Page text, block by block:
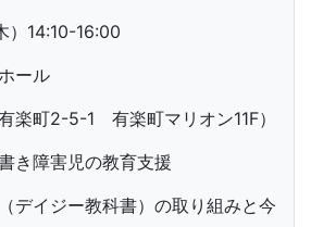
）14:10-16:00
ール
楽町2-5-1 有楽町マリオン11F）
き障害児の教育支援
デイジー教科書）の取り組みと今